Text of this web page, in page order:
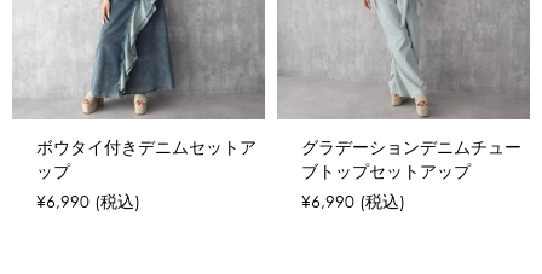
ボウタイ付きデニムセットア
ップ
¥6,990 (税込)
グラデーションデニムチュー
ブトップセットアップ
¥6,990 (税込)